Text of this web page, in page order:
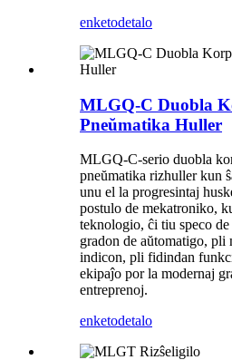
enketodetalo
MLGQ-C Duobla
Pneŭmatika Huller
MLGQ-C-serio duobla
pneŭmatika rizhuller kun
unu el la progresintaj
postulo de mekatroniko,
teknologio, ĉi tiu speco
gradon de aŭtomatigo, pli
indicon, pli fidindan
ekipaĵo por la modernaj
entreprenoj.
enketodetalo